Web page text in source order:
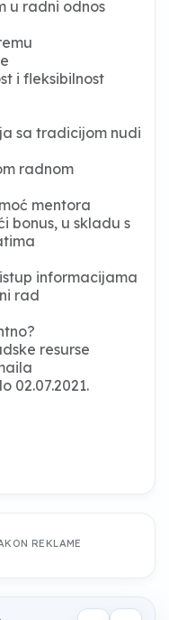
u radni odnos
i fleksibilnost
sa tradicijom nudi
radnom
mentora
bonus, u skladu s
informacijama
rad
resurse
02.07.2021.
REKLAME